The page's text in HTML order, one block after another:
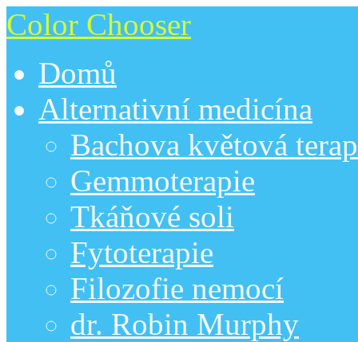
Color Chooser
Domů
Alternativní medicína
Bachova květová
Gemmoterapie
Tkáňové soli
Fytoterapie
Filozofie nemocí
dr. Robin Murphy